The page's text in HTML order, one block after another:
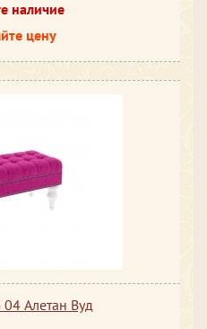
наличие
цену
Алетан Вуд